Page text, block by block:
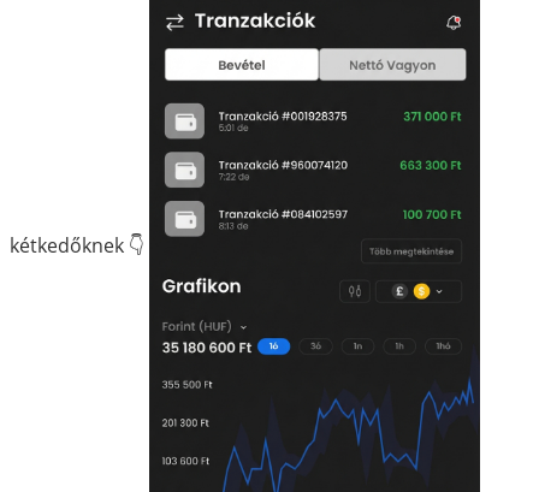
kétkedőknek 👇